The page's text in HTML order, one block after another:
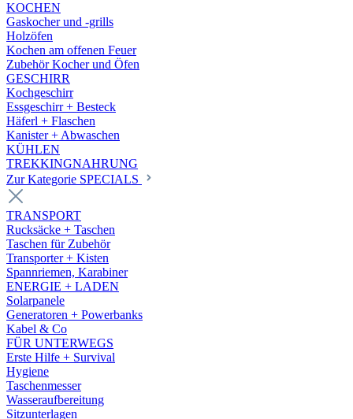
KOCHEN
Gaskocher und -grills
Holzöfen
Kochen am offenen Feuer
Zubehör Kocher und Öfen
GESCHIRR
Kochgeschirr
Essgeschirr + Besteck
Häferl + Flaschen
Kanister + Abwaschen
KÜHLEN
TREKKINGNAHRUNG
Zur Kategorie SPECIALS
TRANSPORT
Rucksäcke + Taschen
Taschen für Zubehör
Transporter + Kisten
Spannriemen, Karabiner
ENERGIE + LADEN
Solarpanele
Generatoren + Powerbanks
Kabel & Co
FÜR UNTERWEGS
Erste Hilfe + Survival
Hygiene
Taschenmesser
Wasseraufbereitung
Sitzunterlagen